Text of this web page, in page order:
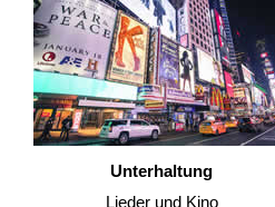
Unterhaltung
Lieder und Kino